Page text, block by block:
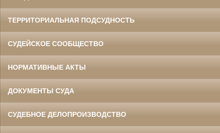
ТЕРРИТОРИАЛЬНАЯ ПОДСУДНОСТЬ
СУДЕЙСКОЕ СООБЩЕСТВО
НОРМАТИВНЫЕ АКТЫ
ДОКУМЕНТЫ СУДА
СУДЕБНОЕ ДЕЛОПРОИЗВОДСТВО